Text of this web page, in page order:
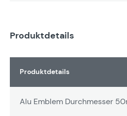
Produktdetails
Produktdetails
Alu Emblem Durchmesser